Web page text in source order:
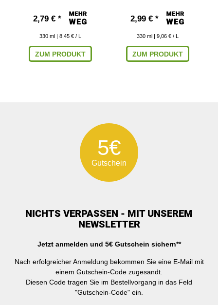
2,79 € *
330 ml | 8,45 € / L
ZUM PRODUKT
2,99 € *
330 ml | 9,06 € / L
ZUM PRODUKT
5€
Gutschein
NICHTS VERPASSEN - MIT UNSEREM
NEWSLETTER
Jetzt anmelden und 5€ Gutschein sichern**
Nach erfolgreicher Anmeldung bekommen Sie eine E-Mail mit
einem Gutschein-Code zugesandt.
Diesen Code tragen Sie im Bestellvorgang in das Feld
"Gutschein-Code" ein.